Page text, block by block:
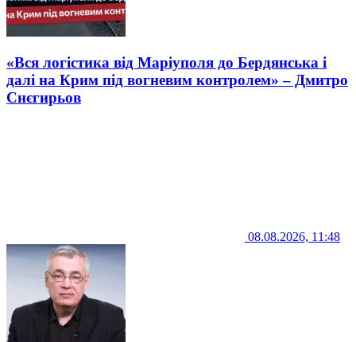
«Вся логістика від Маріуполя до Бердянська і
далі на Крим під вогневим контролем» – Дмитро
Снєгирьов
08.08.2026, 11:48